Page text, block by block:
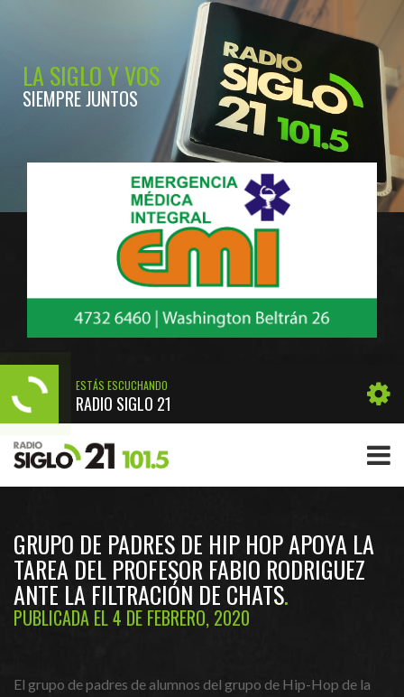
LA SIGLO Y VOS
SIEMPRE JUNTOS
ESTÁS ESCUCHANDO
RADIO SIGLO 21
GRUPO DE PADRES DE HIP HOP APOYA LA
TAREA DEL PROFESOR FABIO RODRIGUEZ
ANTE LA FILTRACIÓN DE CHATS
PUBLICADA EL 4 DE FEBRERO, 2020
El grupo de padres de alumnos del grupo de Hip-Hop de la